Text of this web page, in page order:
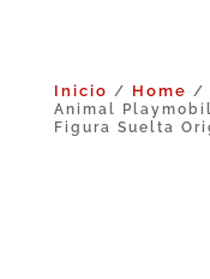
Inicio / Home /
Animal
Figura Suelta